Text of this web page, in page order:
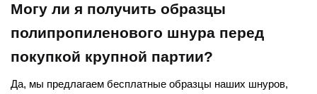
Могу ли я получить образцы
полипропиленового шнура перед
покупкой крупной партии?
Да, мы предлагаем бесплатные образцы наших шнуров,